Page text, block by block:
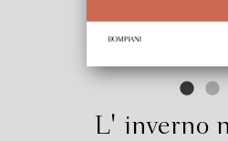
L' inverno